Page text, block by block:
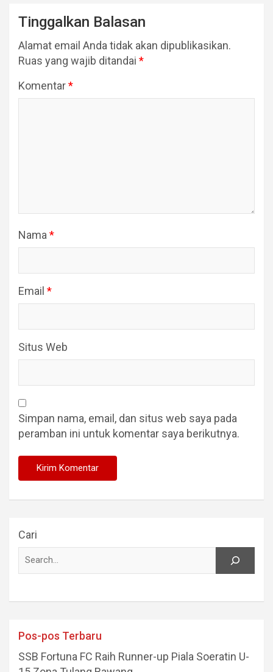
Tinggalkan Balasan
Alamat email Anda tidak akan dipublikasikan.
Ruas yang wajib ditandai *
Komentar*
Nama *
Email *
Situs Web
Simpan nama, email, dan situs web saya pada
peramban ini untuk komentar saya berikutnya.
Cari
Pos-pos Terbaru
SSB Fortuna FC Raih Runner-up Piala Soeratin U-